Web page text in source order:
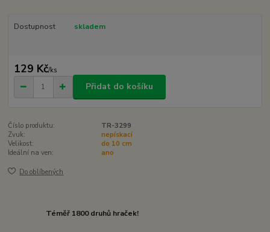
Dostupnost skladem
129 Kč/ks
Přidat do košíku
Číslo produktu:
TR-3299
Zvuk:
nepískací
Velikost:
do 10 cm
Ideální na ven:
ano
Do oblíbených
Téměř 1800 druhů hraček!